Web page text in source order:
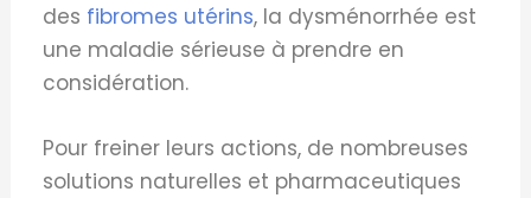
des fibromes utérins, la dysménorrhée est
une maladie sérieuse à prendre en
considération.
Pour freiner leurs actions, de nombreuses
solutions naturelles et pharmaceutiques